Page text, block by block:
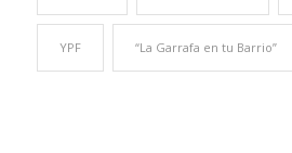
YPF “La Garrafa en tu Barrio”